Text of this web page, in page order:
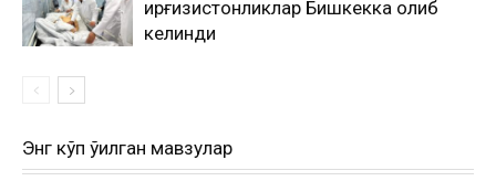
қирғизистонликлар Бишкекка олиб
келинди
Энг кўп ўқилган мавзулар